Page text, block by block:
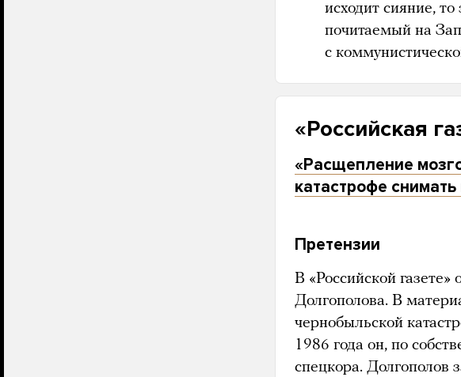
исходит сияние,
почитаемый на
с
«Российская
«Расщепление
катастрофе
Претензии
В «Российской
Долгополова. В
чернобыльской
1986 года он, по
спецкора. Долгополов